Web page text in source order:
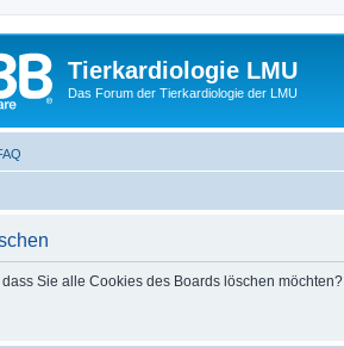
Tierkardiologie LMU
Das Forum der Tierkardiologie der LMU
Sie alle Cookies des Boards löschen möchten?